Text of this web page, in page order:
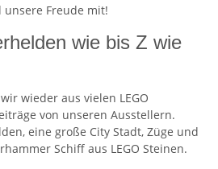
Freude mit!
wie bis Z wie
wieder aus vielen LEGO
von unseren Ausstellern.
eine große City Stadt, Züge und
Schiff aus LEGO Steinen.